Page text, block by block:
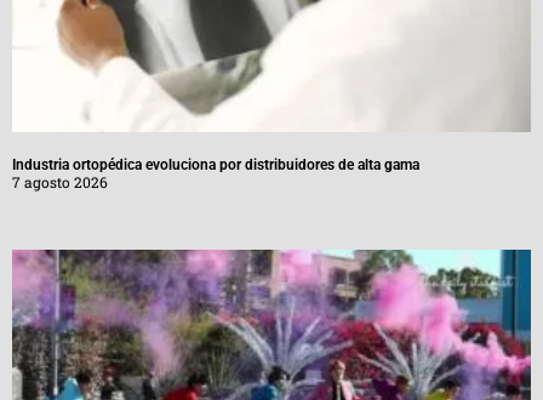
Industria ortopédica evoluciona por distribuidores de alta gama
7 agosto 2026